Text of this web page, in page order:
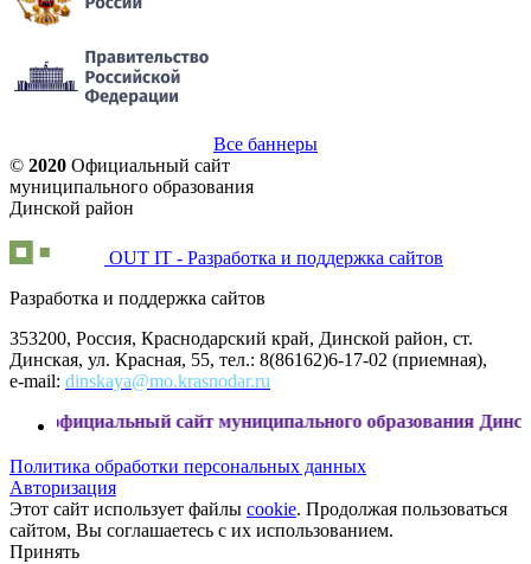
Все баннеры
© 2020 Официальный сайт
муниципального образования
Динской район
OUT IT - Разработка и поддержка сайтов
Разработка и поддержка сайтов
353200, Россия, Краснодарский край, Динской район, ст.
Динская, ул. Красная, 55, тел.: 8(86162)6-17-02 (приемная),
e-mail: dinskaya@mo.krasnodar.ru
сайт муниципального образования Динской район
Политика обработки персональных данных
Авторизация
Этот сайт использует файлы cookie. Продолжая пользоваться
сайтом, Вы соглашаетесь с их использованием.
Принять